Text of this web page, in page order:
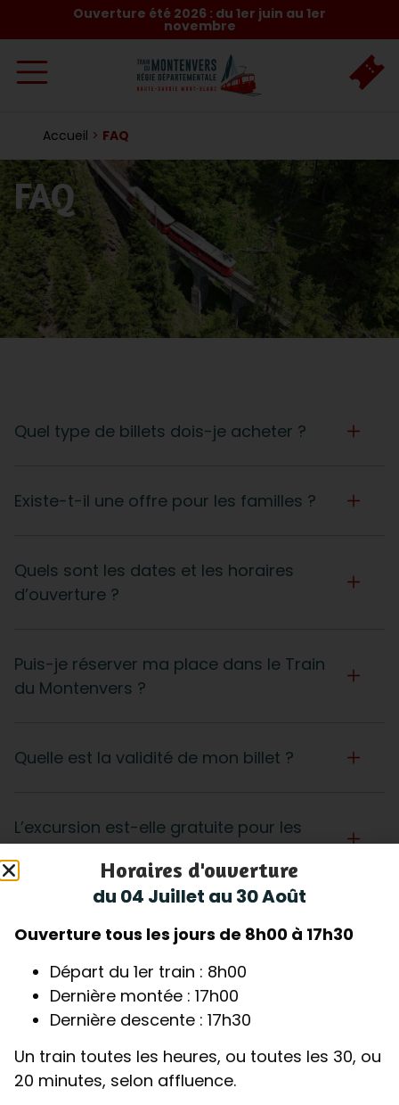
Ouverture été 2026 : du 1er juin au 1er
novembre
Accueil > FAQ
FAQ
Quel type de billets dois-je acheter ?
Existe-t-il une offre pour les familles ?
Quels sont les dates et les horaires
d’ouverture ?
Puis-je réserver ma place dans le Train
du Montenvers ?
Quelle est la validité de mon billet ?
L’excursion est-elle gratuite pour les
enfants ou les seniors ?
Quelles sont les restrictions ?
L’accès est-il adapté aux personnes à
mobilité réduite ?
Horaires d'ouverture
du 04 Juillet au 30 Août
Ouverture tous les jours de 8h00 à 17h30
Départ du 1er train : 8h00
Dernière montée : 17h00
Dernière descente : 17h30
Un train toutes les heures, ou toutes les 30, ou
20 minutes, selon affluence.